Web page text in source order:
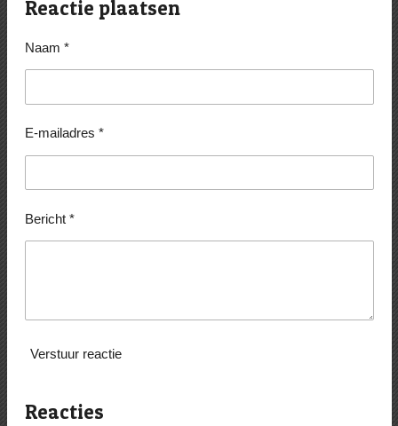
n
e
n
Reactie plaatsen
Naam *
E-mailadres *
Bericht *
Verstuur reactie
Reacties